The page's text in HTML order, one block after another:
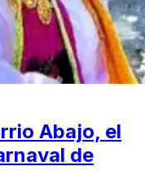
Abajo, el
de